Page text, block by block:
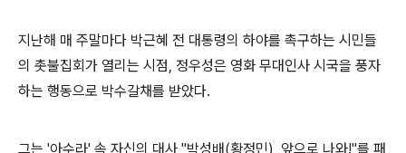
지난해 매 주말마다 박근혜 전 대통령의 하야를 촉구하는 시민들
의 촛불집회가 열리는 시점, 정우성은 영화 무대인사 시국을 풍자
하는 행동으로 박수갈채를 받았다.
그는 '아수라' 속 자신의 대사 "박성배(황정민), 앞으로 나와!"를 패